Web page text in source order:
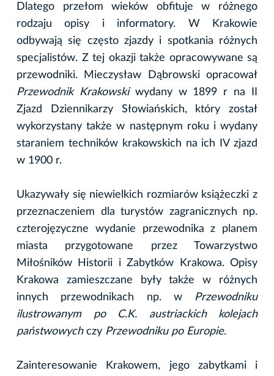
Dlatego przełom wieków obfituje w różnego
rodzaju opisy i informatory. W Krakowie
odbywają się często zjazdy i spotkania różnych
specjalistów. Z tej okazji także opracowywane są
przewodniki. Mieczysław Dąbrowski opracował
Przewodnik Krakowskiwydany w 1899 r na II
Zjazd Dziennikarzy Słowiańskich, który został
wykorzystany także w następnym roku i wydany
staraniem techników krakowskich na ich IV zjazd
w 1900 r.
Ukazywały się niewielkich rozmiarów książeczki z
przeznaczeniem dla turystów zagranicznych np.
czterojęzyczne wydanie przewodnika z planem
miasta przygotowane przez Towarzystwo
Miłośników Historii i Zabytków Krakowa. Opisy
Krakowa zamieszczane były także w różnych
innych przewodnikach np. w
Przewodniku
ilustrowanym po C.K. austriackich kolejach
państwowychczy Przewodniku po Europie.
Zainteresowanie Krakowem, jego zabytkami i